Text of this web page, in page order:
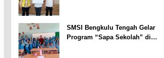
SMSI Bengkulu Tengah Gelar
Program “Sapa Sekolah” di